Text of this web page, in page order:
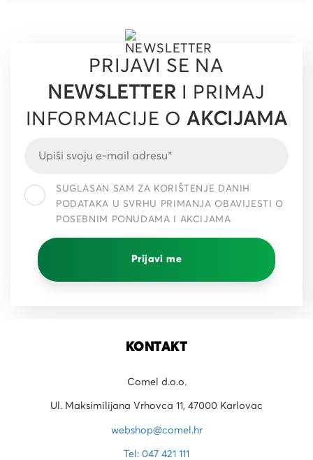
PRIJAVI SE NA
NEWSLETTER I PRIMAJ
INFORMACIJE OAKCIJAMA
SUGLASAN SAM ZA KORIŠTENJE DANIH
PODATAKA U SVRHU PRIMANJA OBAVIJESTI O
POSEBNIM PONUDAMA I AKCIJAMA
Prijavi me
KONTAKT
Comel d.o.o.
Ul. Maksimilijana Vrhovca 11, 47000 Karlovac
webshop@comel.hr
Tel: 047 421 111